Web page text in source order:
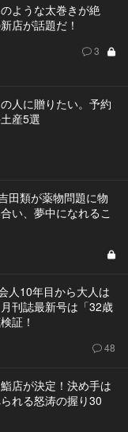
ような太巻きが絶
店が話題だ！
3
人に贈りたい。予約
産5選
田類が薬物問題に物
い、夢中になれるこ
人10年目から大人は
刊誌最新号は「32歳
証！
48
店が決定！決め手は
れる怒涛の握り30